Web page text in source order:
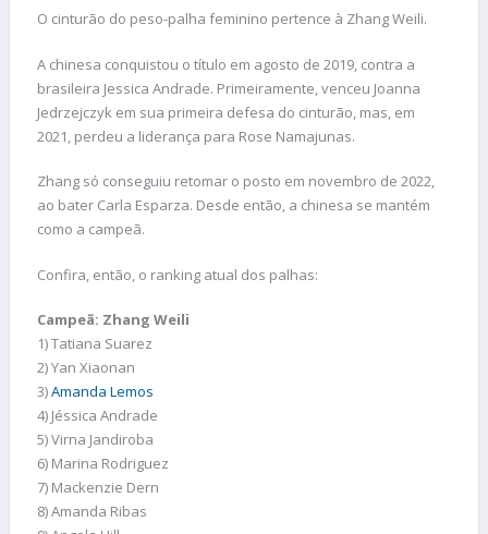
O cinturão do peso-palha feminino pertence à Zhang Weili.
A chinesa conquistou o título em agosto de 2019, contra a
brasileira Jessica Andrade. Primeiramente, venceu Joanna
Jedrzejczyk em sua primeira defesa do cinturão, mas, em
2021, perdeu a liderança para Rose Namajunas.
Zhang só conseguiu retomar o posto em novembro de 2022,
ao bater Carla Esparza. Desde então, a chinesa se mantém
como a campeã.
Confira, então, o ranking atual dos palhas:
Campeã: Zhang Weili
1) Tatiana Suarez
2) Yan Xiaonan
3)Amanda Lemos
4) Jéssica Andrade
5) Virna Jandiroba
6) Marina Rodriguez
7) Mackenzie Dern
8) Amanda Ribas